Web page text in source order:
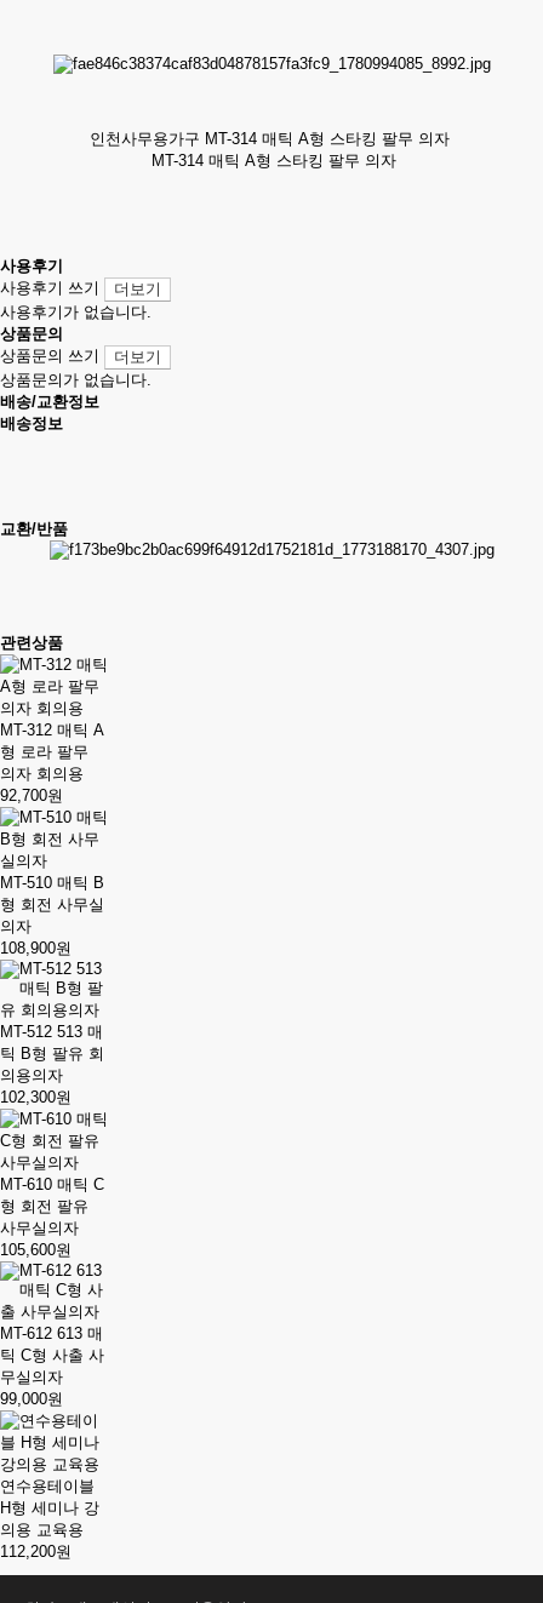
인천사무용가구 MT-314 매틱 A형 스타킹 팔무 의자
MT-314 매틱 A형 스타킹 팔무 의자
사용후기
사용후기 쓰기
더보기
사용후기가 없습니다.
상품문의
상품문의 쓰기
더보기
상품문의가 없습니다.
배송/교환정보
배송정보
교환/반품
관련상품
MT-312 매틱 A
형 로라 팔무
의자 회의용
92,700원
MT-510 매틱 B
형 회전 사무실
의자
108,900원
MT-512 513 매
틱 B형 팔유 회
의용의자
102,300원
MT-610 매틱 C
형 회전 팔유
사무실의자
105,600원
MT-612 613 매
틱 C형 사출 사
무실의자
99,000원
연수용테이블
H형 세미나 강
의용 교육용
112,200원